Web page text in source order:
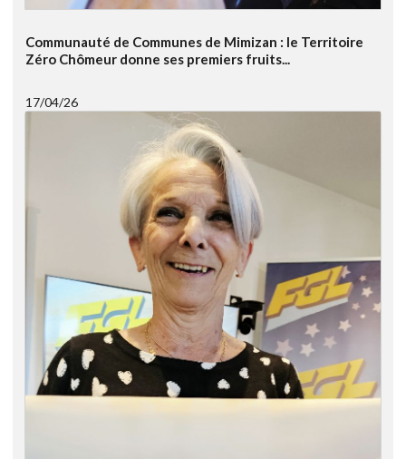
Communauté de Communes de Mimizan : le Territoire
Zéro Chômeur donne ses premiers fruits...
17/04/26